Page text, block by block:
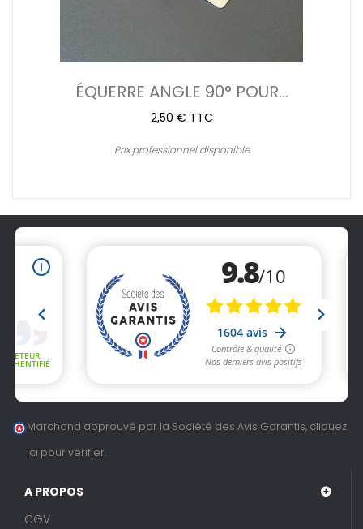
ÉQUERRE ANGLE 90° POUR...
2,50 € TTC
Prix professionnel disponible
Marchand approuvé par la Société des Avis Garantis, cliquez
ici pour vérifier.
A PROPOS
CGV